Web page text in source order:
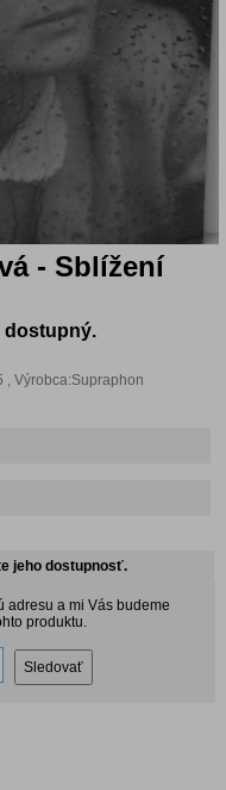
- Sblížení
dostupný.
, Výrobca:Supraphon
jeho dostupnosť.
adresu a mi Vás budeme
produktu.